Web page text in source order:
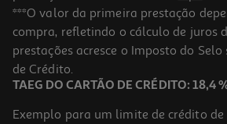
Lançador Loadout Nerf Shadowspeed Recon
16.99 €/un
16,99 €
***O valor da primeira prestação
compra, refletindo o cálculo de juros
prestações acresce o Imposto do
de Crédito.
TAEG DO CARTÃO DE CRÉDITO: 18,4
Exemplo para um limite de crédito de